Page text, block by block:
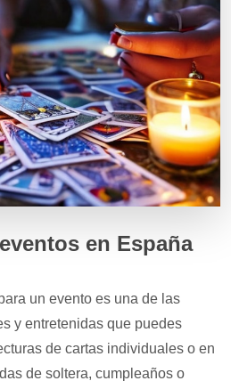
en España
un evento es una de las
y entretenidas que puedes
de cartas individuales o en
de soltera, cumpleaños o